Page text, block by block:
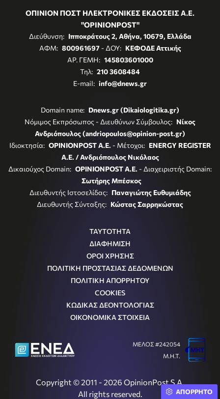
ΟΠΙΝΙΟΝ ΠΟΣΤ ΗΛΕΚΤΡΟΝΙΚΕΣ ΕΚΔΟΣΕΙΣ Α.Ε.
"OPINIONPOST"
Διεύθυνση: Ιπποκράτους 2, Αθήνα, 10679, Ελλάδα
ΑΦΜ: 800961697- ΔΟΥ: ΚΕΦΟΔΕ Αττικής
ΑΡ. ΓΕΜΗ: 145803601000
Τηλ: 210 3608484
E-mail: info@dnews.gr
Domain name: Dnews.gr (Dikaiologitika.gr)
Νόμιμος Εκπρόσωπος - Διευθύνων Σύμβουλος: Νίκος
Ανδριόπουλος (andriopoulos@opinion-post.gr)
Ιδιοκτησία: OPINIONPOST A.E. - Μέτοχοι: ENERGY REGISTER
Α.Ε. / Ανδριόπουλος Νικόλαος
Δικαιούχος Domain: OPINIONPOST A.E. - Διαχειριστής Domain:
Σωτήρης Μπέσκος
Διευθυντής Ιστοσελίδας: Παναγιώτης Ευθυμιάδης
Διευθυντής Σύνταξης: Κώστας Σαρρηκώστας
ΤΑΥΤΟΤΗΤΑ
ΔΙΑΦΗΜΙΣΗ
ΟΡΟΙ ΧΡΗΣΗΣ
ΠΟΛΙΤΙΚΗ ΠΡΟΣΤΑΣΙΑΣ ΔΕΔΟΜΕΝΩΝ
ΠΟΛΙΤΙΚΗ ΑΠΟΡΡΗΤΟΥ
COOKIES
ΚΩΔΙΚΑΣ ΔΕΟΝΤΟΛΟΓΙΑΣ
ΟΙΚΟΝΟΜΙΚΑ ΣΤΟΙΧΕΙΑ
Copyright © 2011 - 2026 OpinionPost S.A.
All rights reserved.
ΜΕΛΟΣ #242054
Μ.Η.Τ.
ΑΠΟΡΡΗΤΟ